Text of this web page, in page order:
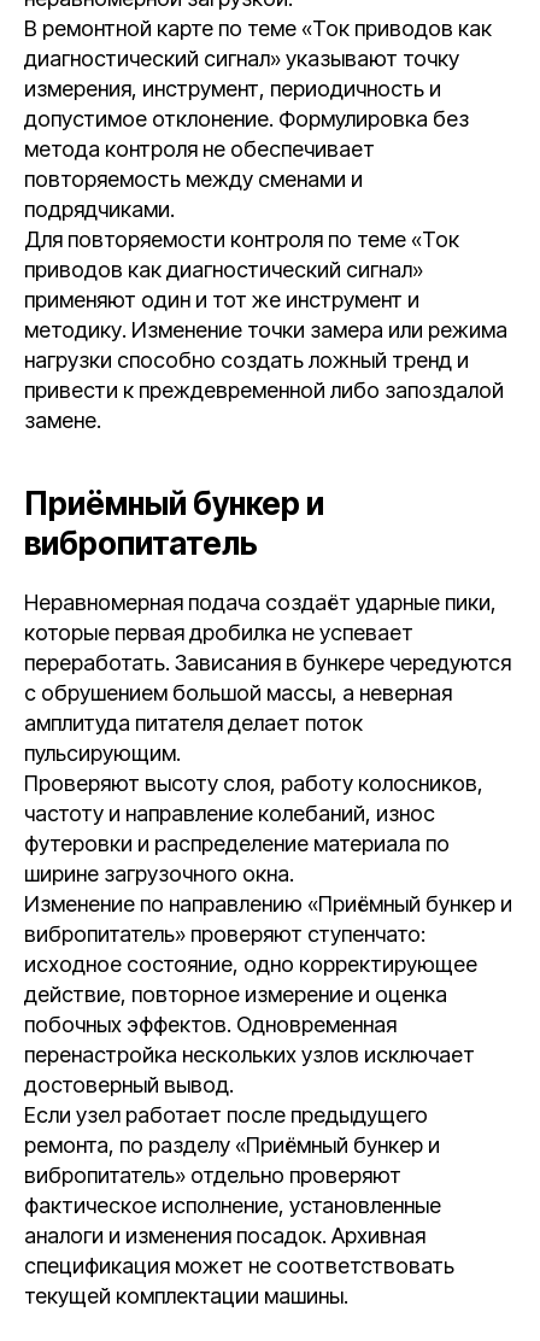
В ремонтной карте по теме «Ток приводов как
диагностический сигнал» указывают точку
измерения, инструмент, периодичность и
допустимое отклонение. Формулировка без
метода контроля не обеспечивает
повторяемость между сменами и
подрядчиками.
Для повторяемости контроля по теме «Ток
приводов как диагностический сигнал»
применяют один и тот же инструмент и
методику. Изменение точки замера или режима
нагрузки способно создать ложный тренд и
привести к преждевременной либо запоздалой
замене.
Приёмный бункер и
вибропитатель
Неравномерная подача создаёт ударные пики,
которые первая дробилка не успевает
переработать. Зависания в бункере чередуются
с обрушением большой массы, а неверная
амплитуда питателя делает поток
пульсирующим.
Проверяют высоту слоя, работу колосников,
частоту и направление колебаний, износ
футеровки и распределение материала по
ширине загрузочного окна.
Изменение по направлению «Приёмный бункер и
вибропитатель» проверяют ступенчато:
исходное состояние, одно корректирующее
действие, повторное измерение и оценка
побочных эффектов. Одновременная
перенастройка нескольких узлов исключает
достоверный вывод.
Если узел работает после предыдущего
ремонта, по разделу «Приёмный бункер и
вибропитатель» отдельно проверяют
фактическое исполнение, установленные
аналоги и изменения посадок. Архивная
спецификация может не соответствовать
текущей комплектации машины.